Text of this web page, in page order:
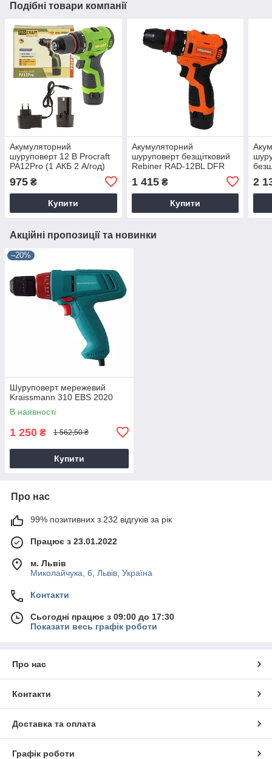
Подібні товари компанії
Акумуляторний
шуруповерт 12 В Procraft
PA12Pro (1 АКБ 2 А/год)
975 ₴
Купити
Акумуляторний
шуруповерт безщітковий
Rebiner RAD-12BL DFR
1 415₴
Купити
2
Акційні пропозиції та новинки
–20%
Шуруповерт мережевий
Kraissmann 310 EBS 2020
В наявності
1 250 ₴ 1 562,50 ₴
Купити
Про нас
99% позитивних з 232 відгуків за рік
Працює з 23.01.2022
м. Львів
Миколайчука, 6, Львів, Україна
Контакти
Сьогодні працює з 09:00 до 17:30
Показати весь графік роботи
Про нас
Контакти
Доставка та оплата
Графік роботи